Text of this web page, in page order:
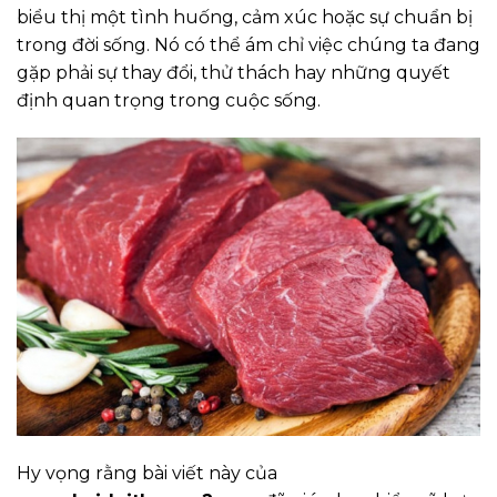
biểu thị một tình huống, cảm xúc hoặc sự chuẩn bị
trong đời sống. Nó có thể ám chỉ việc chúng ta đang
gặp phải sự thay đổi, thử thách hay những quyết
định quan trọng trong cuộc sống.
Hy vọng rằng bài viết này của